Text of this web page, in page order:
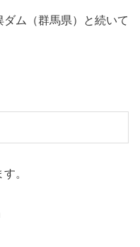
ム（群馬県）と続いて
。